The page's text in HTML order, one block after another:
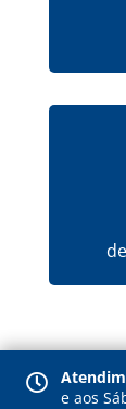

e aos